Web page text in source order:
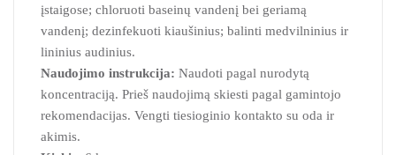
įstaigose; chloruoti baseinų vandenį bei geriamą
vandenį; dezinfekuoti kiaušinius; balinti medvilninius ir
lininius audinius.
Naudojimo instrukcija: Naudoti pagal nurodytą
koncentraciją. Prieš naudojimą skiesti pagal gamintojo
rekomendacijas. Vengti tiesioginio kontakto su oda ir
akimis.